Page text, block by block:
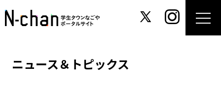
ニュース＆トピックス